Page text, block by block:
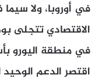
في أوروبا، ولا
الاقتصادي تتجلى
في منطقة اليورو
اقتصر الدعم